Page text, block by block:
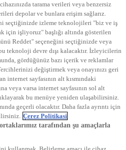
tarama verileri veya benzersiz
depolar ve bunlara erişim sağlarız.
seçtiğinizde izleme teknolojileri "biz ve iş
için işliyoruz" başlığı altında gösterilen
Reddet" seçeneğini seçtiğinizde veya
teknoloji devre dışı kalacaktır. İzleyicilerin
gördüğünüz bazı içerik ve reklamlar
değiştirmek veya onayınızı geri
internet sayfasının alt kısmındaki
veya varsa internet sayfasının sol alt
bu menüye yeniden ulaşabilirsiniz.
geçerli olacaktır. Daha fazla ayrıntı için
Çerez Politikasi
tarafından şu amaçlarla